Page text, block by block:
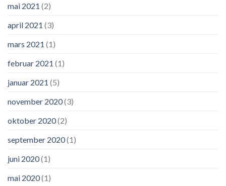
mai 2021 (2)
april 2021 (3)
mars 2021 (1)
februar 2021 (1)
januar 2021 (5)
november 2020(3)
oktober 2020(2)
september 2020(1)
juni 2020(1)
mai 2020(1)